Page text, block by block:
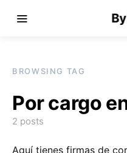
BROWSING TAG
Por cargo
2 posts
Aquí tienes firmas de